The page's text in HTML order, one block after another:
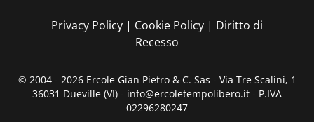
Privacy Policy | Cookie Policy | Diritto di
Recesso
© 2004 - 2026 Ercole Gian Pietro & C. Sas - Via Tre Scalini, 1
36031 Dueville (VI) - info@ercoletempolibero.it - P.IVA
02296280247